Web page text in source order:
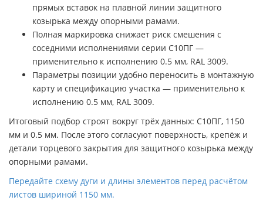
прямых вставок на плавной линии защитного
козырька между опорными рамами.
Полная маркировка снижает риск смешения с
соседними исполнениями серии С10ПГ —
применительно к исполнению 0.5 мм, RAL 3009.
Параметры позиции удобно переносить в монтажную
карту и спецификацию участка — применительно к
исполнению 0.5 мм, RAL 3009.
Итоговый подбор строят вокруг трёх данных: С10ПГ, 1150
мм и 0.5 мм. После этого согласуют поверхность, крепёж и
детали торцевого закрытия для защитного козырька между
опорными рамами.
Передайте схему дуги и длины элементов перед расчётом
листов шириной 1150 мм.